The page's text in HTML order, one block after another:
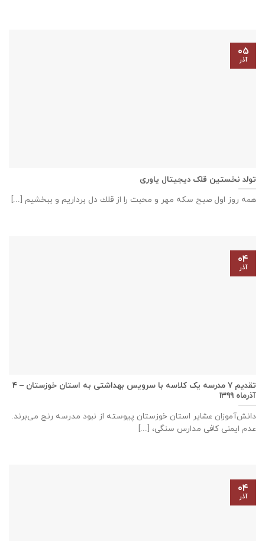
تولد نخستین قلک دیجیتال یاوری
همه روز اول صبح سكه مهر و محبت را از قلك دل برداريم و ببخشيم [...]
۰۵
آذر
تقدیم ۷ مدرسه یک کلاسه با سرويس بهداشتی به استان خوزستان – ۴
آذر‌ماه ۱۳۹۹
دانش‌آموزان عشایر استان خوزستان پيوسته از نبود مدرسه رنج می‌برند.
عدم ایمنی کافی مدارس سنگی، [...]
۰۴
آذر
۰۴
آذر